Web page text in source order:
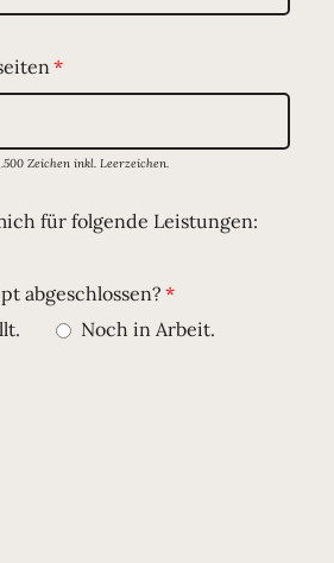
Zeichen inkl. Leerzeichen.
für folgende Leistungen:
abgeschlossen?
Noch in Arbeit.